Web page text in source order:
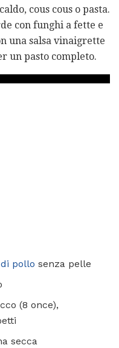
cous cous o pasta.
con funghi a fette e
una salsa vinaigrette
un pasto completo.
pollo senza pelle
(8 once),
secca